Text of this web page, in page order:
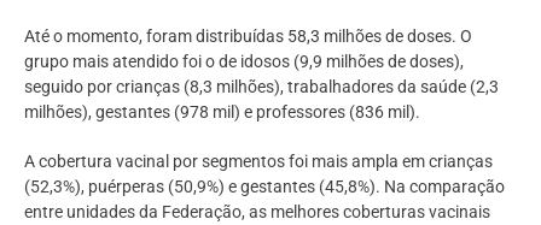
Até o momento, foram distribuídas 58,3 milhões de doses. O
grupo mais atendido foi o de idosos (9,9 milhões de doses),
seguido por crianças (8,3 milhões), trabalhadores da saúde (2,3
milhões), gestantes (978 mil) e professores (836 mil).
A cobertura vacinal por segmentos foi mais ampla em crianças
(52,3%), puérperas (50,9%) e gestantes (45,8%). Na comparação
entre unidades da Federação, as melhores coberturas vacinais